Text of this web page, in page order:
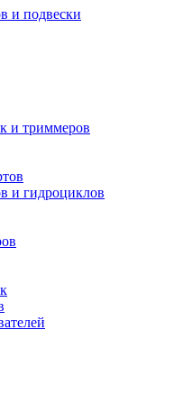
и подвески
и триммеров
и гидроциклов